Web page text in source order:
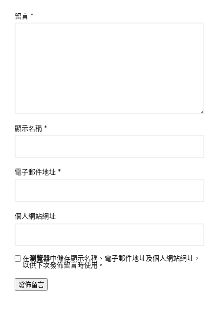
留言 *
顯示名稱 *
電子郵件地址 *
個人網站網址
在瀏覽器中儲存顯示名稱、電子郵件地址及個人網站網址，
以供下次發佈留言時使用。